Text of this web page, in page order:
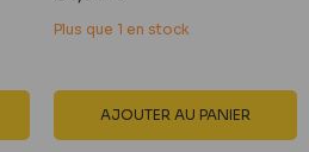
réduit
Plus que 1 en stock
AJOUTER AU PANIER